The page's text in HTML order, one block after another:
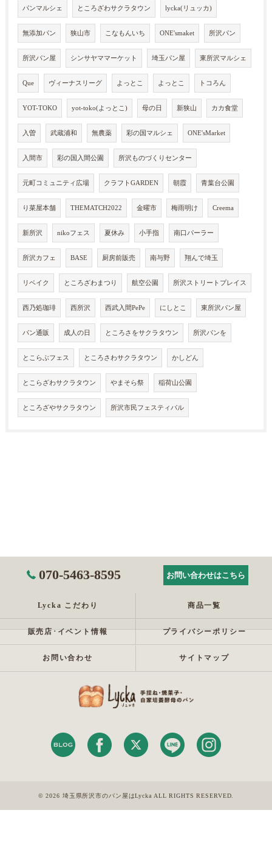
パンマルシェ ところざわサクラタウン lycka(リュッカ)
無添加パン 狭山市 こなもんいち ONE'smaket 所沢パン
所沢パン屋 シンサヤママーケット 埼玉パン屋 東所沢マルシェ
Que ヴィーナスリーグ よっとこ よっとこ トコろん
YOT-TOKO yot-toko(よっとこ) 母の日 新狭山 カカ食堂
入曽 武蔵浦和 無農薬 彩の国マルシェ ONE'sMarket
入間市 彩の国入間公園 所沢ものづくりセンター
元町コミュニティ広場 クラフトGARDEN 朝霞 青葉台公園
り菜屋本舗 THEMATCH2022 金曜市 梅雨明け Creema
新所沢 nikoフェス 夏休み 小手指 南口パーラー
所沢カフェ BASE 厨房前販売 南与野 翔んで埼玉
リベイク ところざわまつり 航空公園 所沢ストリートプレイス
西乃処珈琲 西所沢 西武入間PePe にしとこ 東所沢パン屋
パン通販 成人の日 ところさをサクラタウン 所沢パンを
とこらぶフェス ところさわサクラタウン かしどん
とこらざわサクラタウン やまそら祭 稲荷山公園
ところざやサクラタウン 所沢市民フェスティバル
070-5463-8595 お問い合わせはこちら
Lycka こだわり 商品一覧
販売店･イベント情報 プライバシーポリシー
お問い合わせ サイトマップ
© 2026 埼玉県所沢市のパン屋はLycka ALL RIGHTS RESERVED.